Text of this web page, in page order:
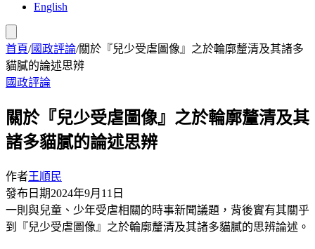
English
首頁/國政評論/關於『兒少受虐圖像』之於輪廓釐清及其諸多
貓膩的論述思辨
國政評論
關於『兒少受虐圖像』之於輪廓釐清及其
諸多貓膩的論述思辨
作者王順民
發布日期2024年9月11日
一則與兒童、少年受虐相關的時事新聞議題，背後實有其關乎
到『兒少受虐圖像』之於輪廓釐清及其諸多貓膩的思辨論述。